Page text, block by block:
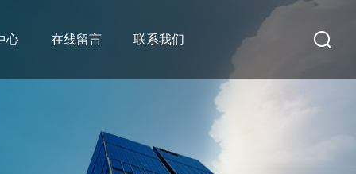
心 在线留言 联系我们